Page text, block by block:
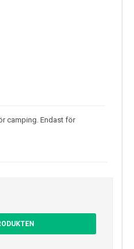
camping. Endast för